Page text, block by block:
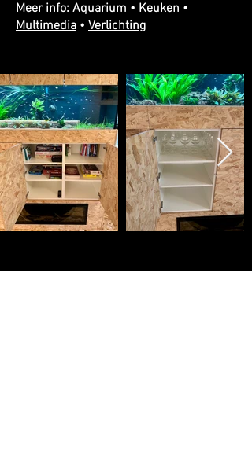
Meer info: Aquarium • Keuken •
Multimedia • Verlichting